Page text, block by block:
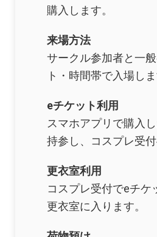
購入します。
来場方法
サークル参加者と一
ト・時間帯で入場しま
eチケット利用
スマホアプリで購入
持参し、コスプレ受付
更衣室利用
コスプレ受付でeチケ
更衣室に入ります。